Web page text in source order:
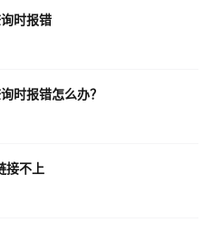
时报错
时报错怎么办？
不上